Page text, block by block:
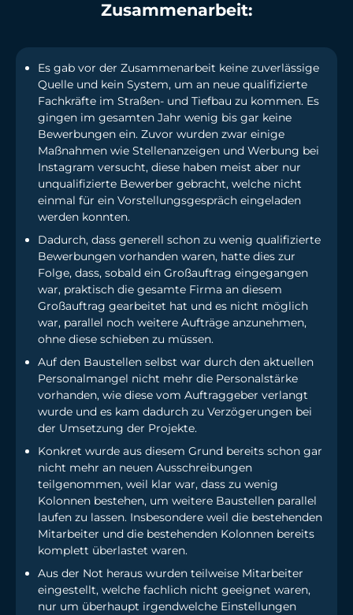
Zusammenarbeit:
Es gab vor der Zusammenarbeit keine zuverlässige
Quelle und kein System, um an neue qualifizierte
Fachkräfte im Straßen- und Tiefbau zu kommen. Es
gingen im gesamten Jahr wenig bis gar keine
Bewerbungen ein. Zuvor wurden zwar einige
Maßnahmen wie Stellenanzeigen und Werbung bei
Instagram versucht, diese haben meist aber nur
unqualifizierte Bewerber gebracht, welche nicht
einmal für ein Vorstellungsgespräch eingeladen
werden konnten.
Dadurch, dass generell schon zu wenig qualifizierte
Bewerbungen vorhanden waren, hatte dies zur
Folge, dass, sobald ein Großauftrag eingegangen
war, praktisch die gesamte Firma an diesem
Großauftrag gearbeitet hat und es nicht möglich
war, parallel noch weitere Aufträge anzunehmen,
ohne diese schieben zu müssen.
Auf den Baustellen selbst war durch den aktuellen
Personalmangel nicht mehr die Personalstärke
vorhanden, wie diese vom Auftraggeber verlangt
wurde und es kam dadurch zu Verzögerungen bei
der Umsetzung der Projekte.
Konkret wurde aus diesem Grund bereits schon gar
nicht mehr an neuen Ausschreibungen
teilgenommen, weil klar war, dass zu wenig
Kolonnen bestehen, um weitere Baustellen parallel
laufen zu lassen. Insbesondere weil die bestehenden
Mitarbeiter und die bestehenden Kolonnen bereits
komplett überlastet waren.
Aus der Not heraus wurden teilweise Mitarbeiter
eingestellt, welche fachlich nicht geeignet waren,
nur um überhaupt irgendwelche Einstellungen